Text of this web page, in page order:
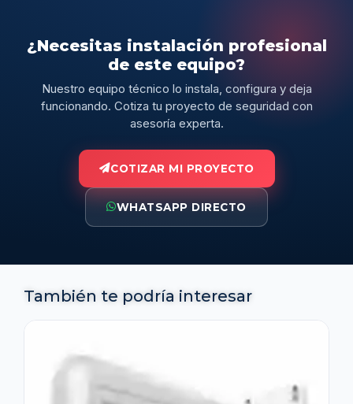
¿Necesitas instalación profesional
de este equipo?
Nuestro equipo técnico lo instala, configura y deja
funcionando. Cotiza tu proyecto de seguridad con
asesoría experta.
COTIZAR MI PROYECTO
WHATSAPP DIRECTO
También te podría interesar